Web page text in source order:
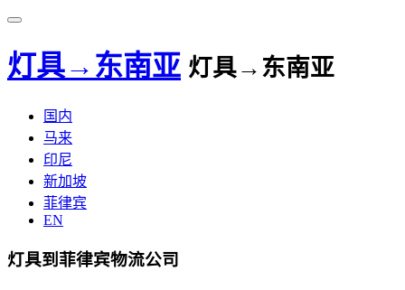
灯具→东南亚 灯具→东南亚
国内
马来
印尼
新加坡
菲律宾
EN
灯具到菲律宾物流公司